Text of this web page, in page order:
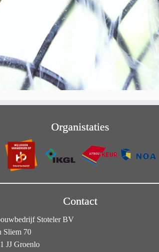
Organistaties
Contact
Stoteler BV
Sliem 70
JJ Groenlo